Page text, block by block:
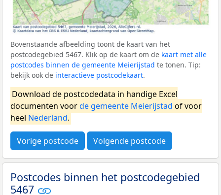
Bovenstaande afbeelding toont de kaart van het
postcodegebied 5467. Klik op de kaart om de kaart met alle
postcodes binnen de gemeente Meierijstad te tonen. Tip:
bekijk ook de interactieve postcodekaart.
Download de postcodedata in handige Excel
documenten voorde gemeente Meierijstad of voor
heel Nederland.
Vorige postcode Volgende postcode
Postcodes binnen het postcodegebied
5467